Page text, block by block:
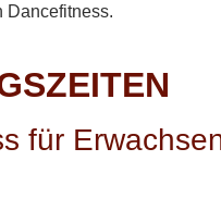
Dancefitness.
für